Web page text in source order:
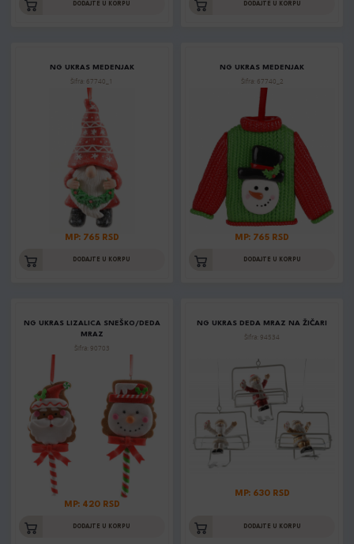
DODAJTE U KORPU DODAJTE U KORPU
NG UKRAS MEDENJAK
Šifra: 67740_1
MP: 765 RSD
DODAJTE U KORPU
NG UKRAS MEDENJAK
Šifra: 67740_2
MP: 765 RSD
DODAJTE U KORPU
NG UKRAS LIZALICA SNEŠKO/DEDA
MRAZ
Šifra: 90703
MP: 420 RSD
DODAJTE U KORPU
NG UKRAS DEDA MRAZ NA ŽIČARI
Šifra: 94534
MP: 630 RSD
DODAJTE U KORPU